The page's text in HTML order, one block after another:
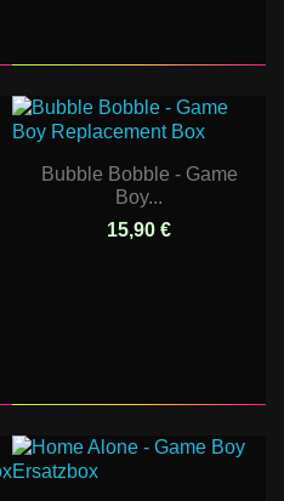
Bubble Bobble - Game
Boy...
15,90 €